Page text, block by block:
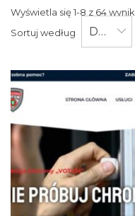
Wyświetla się 1-8 z 64
Sortuj według
Data